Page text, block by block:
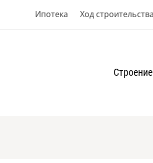
Ипотека Ход строительства